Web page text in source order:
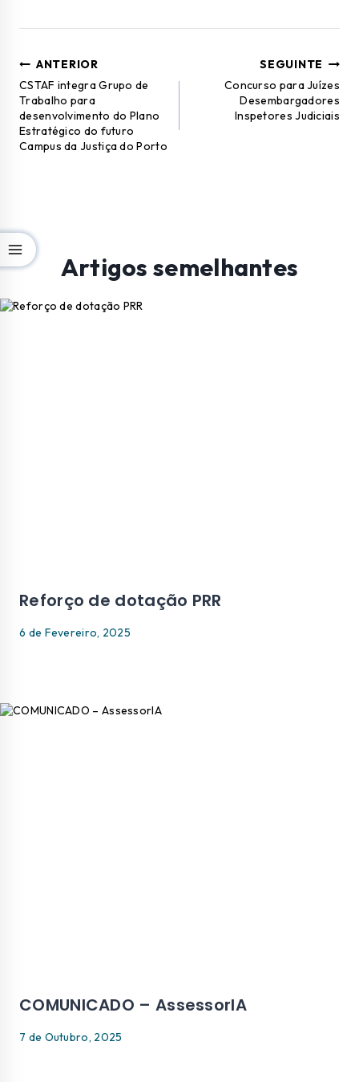
ANTERIOR
CSTAF integra Grupo de
Trabalho para
desenvolvimento do Plano
Estratégico do futuro
Campus da Justiça do Porto
SEGUINTE
Concurso para Juízes
Desembargadores
Inspetores Judiciais
Artigos semelhantes
Reforço de dotação PRR
6 de Fevereiro, 2025
COMUNICADO – AssessorIA
7 de Outubro, 2025